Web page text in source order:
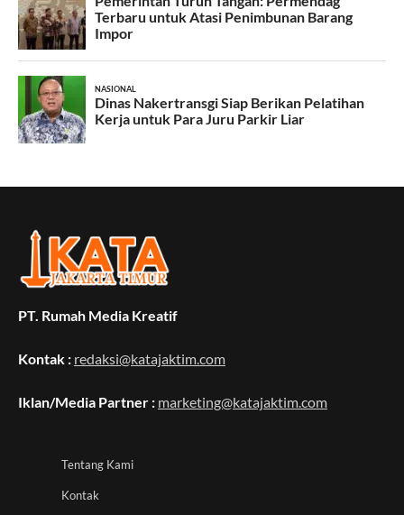
PT. Rumah Media Kreatif
Kontak : redaksi@katajaktim.com
Iklan/Media Partner : marketing@katajaktim.com
Tentang Kami
Kontak